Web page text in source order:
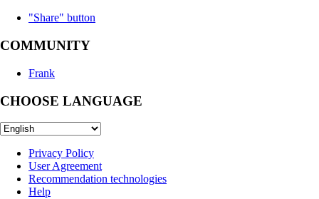
"Share" button
COMMUNITY
Frank
CHOOSE LANGUAGE
Privacy Policy
User Agreement
Recommendation technologies
Help